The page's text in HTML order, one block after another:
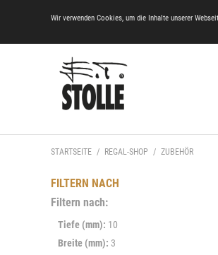
STARTSEITE / REGAL-SHOP / ZUBEHÖR
FILTERN NACH
Filtern nach:
Tiefe (mm): 10
Breite (mm): 3
Wir verwenden Cookies, um die Inhalte unserer